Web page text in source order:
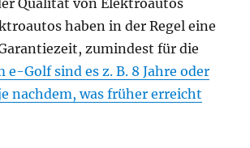
Qualität von Elektroautos
haben in der Regel eine
zumindest für die
e-Golf sind es z. B. 8 Jahre oder
nachdem, was früher erreicht